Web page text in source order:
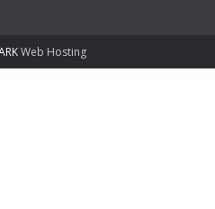
Web Hosting